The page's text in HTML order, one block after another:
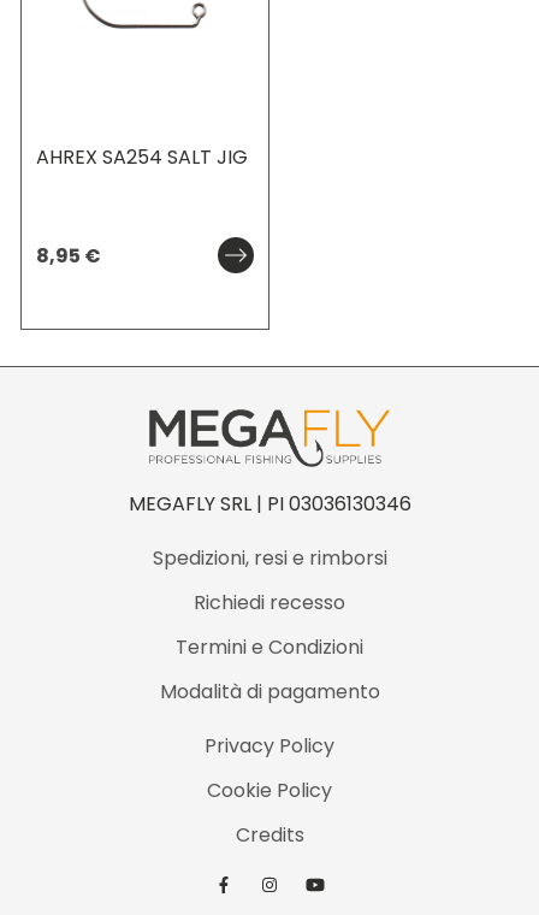
AHREX SA254 SALT JIG
8,95 €
MEGAFLY SRL | PI 03036130346
Spedizioni, resi e rimborsi
Richiedi recesso
Termini e Condizioni
Modalità di pagamento
Privacy Policy
Cookie Policy
Credits